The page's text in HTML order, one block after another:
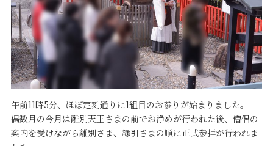
午前11時5分、ほぼ定刻通りに1組目のお参りが始まりました。
偶数月の今月は離別天王さまの前でお浄めが行われた後、僧侶の
案内を受けながら離別さま、縁引さまの順に正式参拝が行われま